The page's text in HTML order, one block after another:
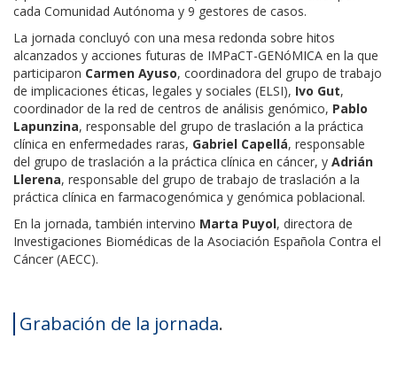
cada Comunidad Autónoma y 9 gestores de casos.
La jornada concluyó con una mesa redonda sobre hitos
alcanzados y acciones futuras de IMPaCT-GENóMICA en la que
participaron Carmen Ayuso, coordinadora del grupo de trabajo
de implicaciones éticas, legales y sociales (ELSI), Ivo Gut,
coordinador de la red de centros de análisis genómico, Pablo
Lapunzina, responsable del grupo de traslación a la práctica
clínica en enfermedades raras, Gabriel Capellá, responsable
del grupo de traslación a la práctica clínica en cáncer, y Adrián
Llerena, responsable del grupo de trabajo de traslación a la
práctica clínica en farmacogenómica y genómica poblacional.
En la jornada, también intervino Marta Puyol, directora de
Investigaciones Biomédicas de la Asociación Española Contra el
Cáncer (AECC).
Grabación de la jornada.